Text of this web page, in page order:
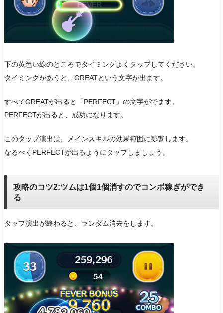
下の黄色い線のところでタイミングよくタップしてください。
タイミングがあうと、GREATという文字が出ます。
すべてGREATが出ると「PERFECT」の文字がでます。
PERFECTが出ると、成功になります。
このタップ演出は、メインスキルの効果範囲に影響します。
なるべくPERFECTが出るようにタップしましょう。
攻略のコツ2:ツムは1個1個消すのでコンボ稼ぎができ
る
タップ演出が終わると、ランダム消去をします。